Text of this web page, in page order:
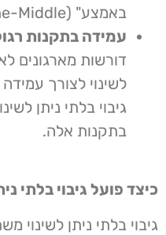
באמצע" (Man-in-the-Middle).
עמידה בתקנות
דורשות מארגונים
לשינוי לצורך
גיבוי בלתי ניתן
בתקנות אלה.
כיצד פועל גיבוי בלתי
גיבוי בלתי ניתן לשינוי